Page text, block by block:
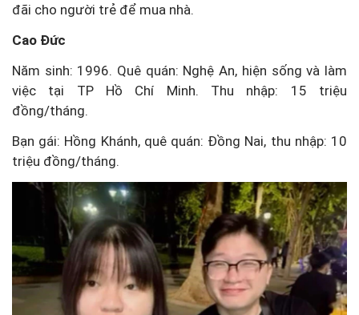
đãi cho người trẻ để mua nhà.
Cao Đức
Năm sinh: 1996. Quê quán: Nghệ An, hiện sống và làm
việc tại TP Hồ Chí Minh. Thu nhập: 15 triệu
đồng/tháng.
Bạn gái: Hồng Khánh, quê quán: Đồng Nai, thu nhập: 10
triệu đồng/tháng.